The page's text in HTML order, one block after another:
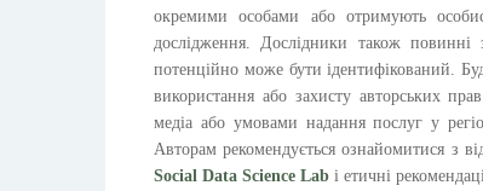
окремими особами або отримують
дослідження. Дослідники також повинні
потенційно може бути ідентифікований.
використання або захисту авторських
медіа або умовами надання послуг у
Авторам рекомендується ознайомитися з
Social Data Science Lab і етичні